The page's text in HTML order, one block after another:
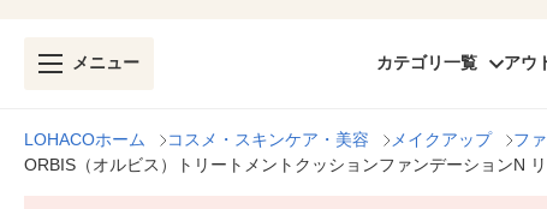
メニュー カテゴリ一覧 アウ
LOHACOホーム コスメ・スキンケア・美容 メイクアップ フ
ORBIS（オルビス）トリートメントクッションファンデーションN